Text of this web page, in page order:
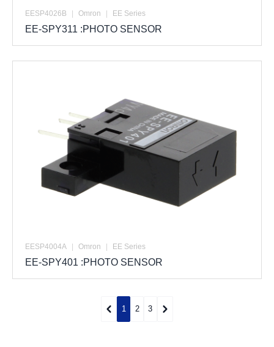
EESP4026B Omron EE Series
EE-SPY311 :PHOTO SENSOR
EESP4004A Omron EE Series
EE-SPY401 :PHOTO SENSOR
1 2 3